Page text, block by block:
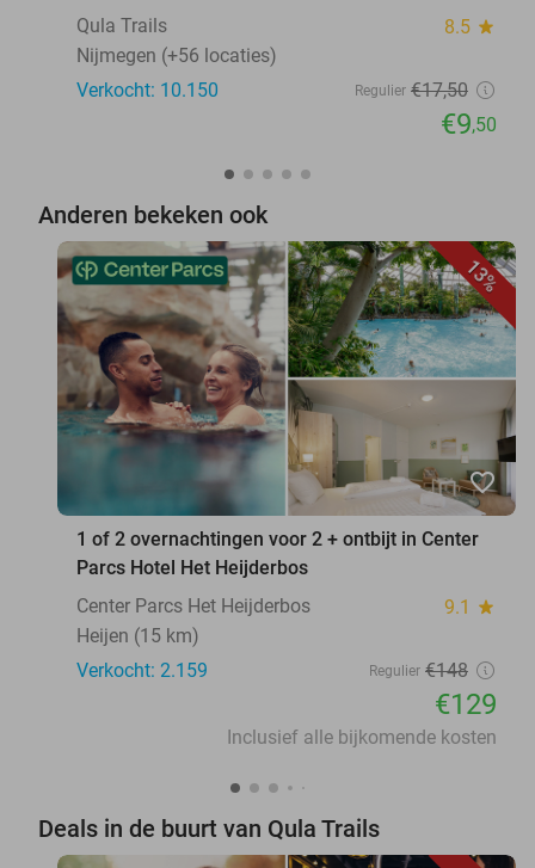
Qula Trails
8.5 star
Nijmegen (+56 locaties)
Verkocht: 10.150
Regulier €17,50
€9,50
Anderen bekeken ook
13%
favorite_border
1 of 2 overnachtingen voor 2 + ontbijt in Center
Parcs Hotel Het Heijderbos
Center Parcs Het Heijderbos
9.1 star
Heijen (15 km)
Verkocht: 2.159
Regulier €148
€129
Inclusief alle bijkomende kosten
Deals in de buurt van Qula Trails